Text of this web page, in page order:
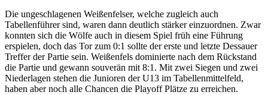
Die ungeschlagenen Weißenfelser, welche zugleich auch
Tabellenführer sind, waren dann deutlich stärker einzuordnen. Zwar
konnten sich die Wölfe auch in diesem Spiel früh eine Führung
erspielen, doch das Tor zum 0:1 sollte der erste und letzte Dessauer
Treffer der Partie sein. Weißenfels dominierte nach dem Rückstand
die Partie und gewann souverän mit 8:1. Mit zwei Siegen und zwei
Niederlagen stehen die Junioren der U13 im Tabellenmittelfeld,
haben aber noch alle Chancen die Playoff Plätze zu erreichen.